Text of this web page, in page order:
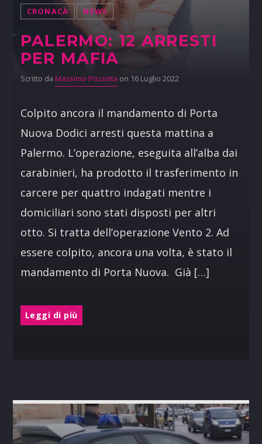
CRONACA NEWS
PALERMO: 12 ARRESTI
PER MAFIA
Scritto da Massimo Pisciotta on 16 Luglio 2022
Colpito ancora il mandamento di Porta
Nuova Dodici arresti questa mattina a
Palermo. L’operazione, eseguita all’alba dai
carabinieri, ha prodotto il trasferimento in
carcere per quattro indagati mentre i
domiciliari sono stati disposti per altri
otto. Si tratta dell’operazione Vento 2. Ad
essere colpito, ancora una volta, è stato il
mandamento di Porta Nuova. Già […]
Leggi di più